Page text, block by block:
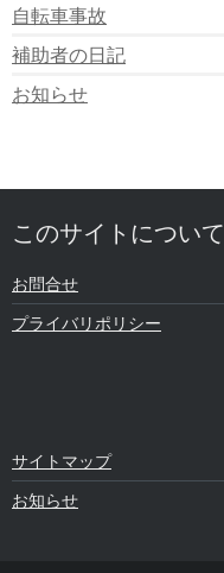
自転車事故
補助者の日記
お知らせ
このサイトについて
お問合せ
プライバリポリシー
サイトマップ
お知らせ